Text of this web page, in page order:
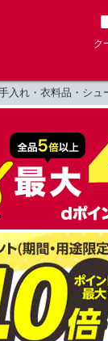
ク
入れ・衣料品・シュ